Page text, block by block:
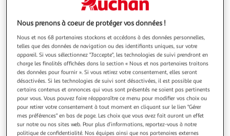
Illustration
précédente
Illustration
suivante
VIDAXL
Nous prenons à coeur de protéger vos données !
Nous et nos 68 partenaires stockons et accédons à des données personnelles,
telles que des données de navigation ou des identifiants uniques, sur votre
appareil. Si vous sélectionnez "J'accepte", les technologies de suivi prendront en
charge les finalités affichées dans la section « Nous et nos partenaires traitons
des données pour fournir ». Si vous retirez votre consentement, elles seront
désactivées. Si les technologies de suivi sont désactivées, il est possible que
certains contenus et annonces qui vous sont présentés ne soient pas pertinents
pour vous. Vous pouvez faire réapparaître ce menu pour modifier vos choix ou
pour retirer votre consentement à tout moment en cliquant sur le lien "Gérer
mes préférences" en bas de page. Les choix que vous avez fait auront un effet
sur notre ou nos sites web. Pour plus d’informations, reportez-vous à notre
politique de confidentialité. Nos équipes ainsi que nos partenaires externes